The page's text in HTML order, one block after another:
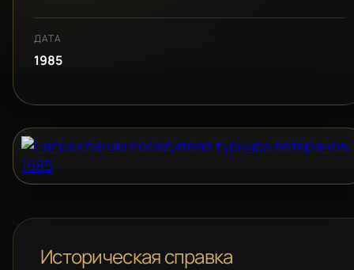
ДАТА
1985
Историческая справка